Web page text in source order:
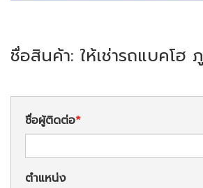
ชื่อสินค้า: ให้เช่ารถแบคโฮ
ชื่อผู้ติดต่อ
ตำแหน่ง